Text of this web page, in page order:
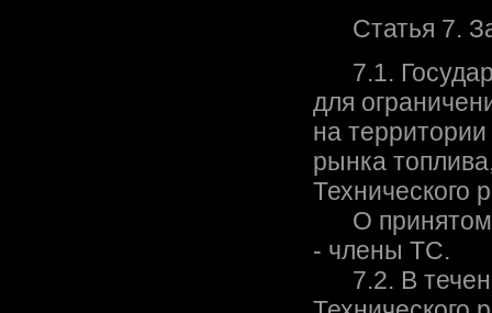
Статья 7.
7.1.
для
на
рынка
Технического
О принятом
- члены ТС.
7.2. В